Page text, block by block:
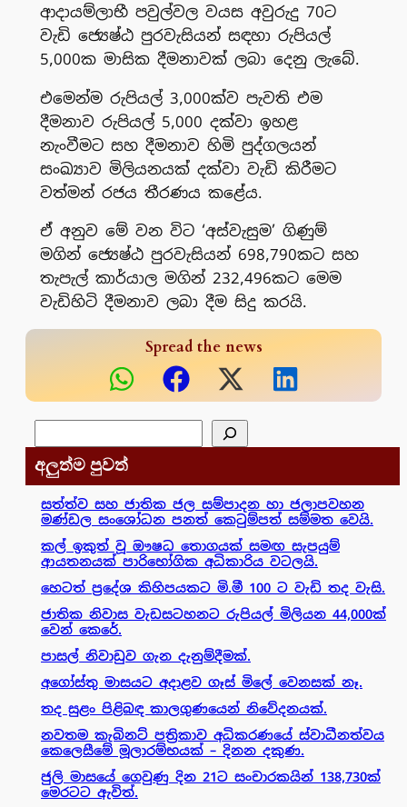
ආදායම්ලාභී පවුල්වල වයස අවුරුදු 70ට
වැඩි ජ්‍යෙෂ්ඨ පුරවැසියන් සඳහා රුපියල්
5,000ක මාසික දීමනාවක් ලබා දෙනු ලැබේ.
එමෙන්ම රුපියල් 3,000ක්ව පැවති එම
දීමනාව රුපියල් 5,000 දක්වා ඉහළ
නැංවීමට සහ දීමනාව හිමි පුද්ගලයන්
සංඛ්‍යාව මිලියනයක් දක්වා වැඩි කිරීමට
වත්මන් රජය තීරණය කළේය.
ඒ අනුව මේ වන විට ‘අස්වැසුම’ ගිණුම්
මගින් ජ්‍යෙෂ්ඨ පුරවැසියන් 698,790කට සහ
තැපැල් කාර්යාල මගින් 232,496කට මෙම
වැඩිහිටි දීමනාව ලබා දීම සිදු කරයි.
Spread the news
අලුත්ම පුවත්
සත්ත්ව සහ ජාතික ජල සම්පාදන හා ජලාපවහන
මණ්ඩල සංශෝධන පනත් කෙටුම්පත් සම්මත වෙයි.
කල් ඉකුත් වූ ඖෂධ තොගයක් සමඟ සැපයුම්
ආයතනයක් පාරිභෝගික අධිකාරිය වටලයි.
හෙටත් ප්‍රදේශ කිහිපයකට මි.මී 100 ට වැඩි තද වැසි.
ජාතික නිවාස වැඩසටහනට රුපියල් මිලියන 44,000ක්
වෙන් කෙරේ.
පාසල් නිවාඩුව ගැන දැනුම්දීමක්.
අගෝස්තු මාසයට අදාළව ගෑස් මිලේ වෙනසක් නෑ.
තද සුළං පිළිබඳ කාලගුණයෙන් නිවේදනයක්.
නවතම කැබිනට් පත්‍රිකාව අධිකරණයේ ස්වාධීනත්වය
කෙලෙසීමේ මූලාරම්භයක් – දිනන දකුණ.
ජුලි මාසයේ ගෙවුණු දින 21ට සංචාරකයින් 138,730ක්
මෙරටට ඇවිත්.